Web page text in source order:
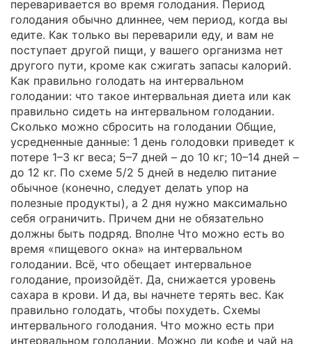
переваривается во время голодания. Период
голодания обычно длиннее, чем период, когда вы
едите. Как только вы переварили еду, и вам не
поступает другой пищи, у вашего организма нет
другого пути, кроме как сжигать запасы калорий.
Как правильно голодать на интервальном
голодании: что такое интервальная диета или как
правильно сидеть на интервальном голодании.
Сколько можно сбросить на голодании Общие,
усредненные данные: 1 день голодовки приведет к
потере 1–3 кг веса; 5–7 дней – до 10 кг; 10–14 дней –
до 12 кг. По схеме 5/2 5 дней в неделю питание
обычное (конечно, следует делать упор на
полезные продукты), а 2 дня нужно максимально
себя ограничить. Причем дни не обязательно
должны быть подряд. Вполне Что можно есть во
время «пищевого окна» на интервальном
голодании. Всё, что обещает интервальное
голодание, произойдёт. Да, снижается уровень
сахара в крови. И да, вы начнете терять вес. Как
правильно голодать, чтобы похудеть. Схемы
интервального голодания. Что можно есть при
интервальном голодании. Можно ли кофе и чай на